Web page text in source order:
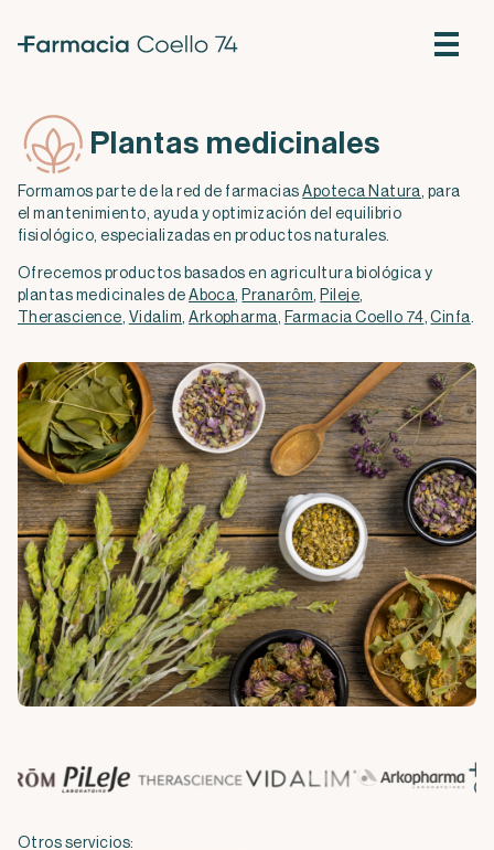
Plantas medicinales
Formamos parte de la red de farmaciasApoteca Natura, para
el mantenimiento, ayuda y optimización del equilibrio
fisiológico, especializadas en productos naturales.
Ofrecemos productos basados en agricultura biológica y
plantas medicinales deAboca, Pranarôm, Pileje,
Therascience, Vidalim,Arkopharma, Farmacia Coello 74,Cinfa.
Otros servicios: